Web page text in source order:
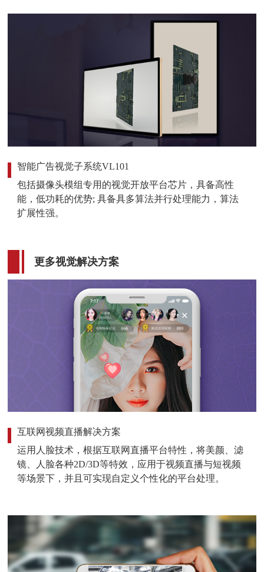
智能广告视觉子系统VL101
包括摄像头模组专用的视觉开放平台芯片，具备高性
能，低功耗的优势; 具备具多算法并行处理能力，算法
扩展性强。
更多视觉解决方案
互联网视频直播解决方案
运用人脸技术，根据互联网直播平台特性，将美颜、滤
镜、人脸各种2D/3D等特效，应用于视频直播与短视频
等场景下，并且可实现自定义个性化的平台处理。